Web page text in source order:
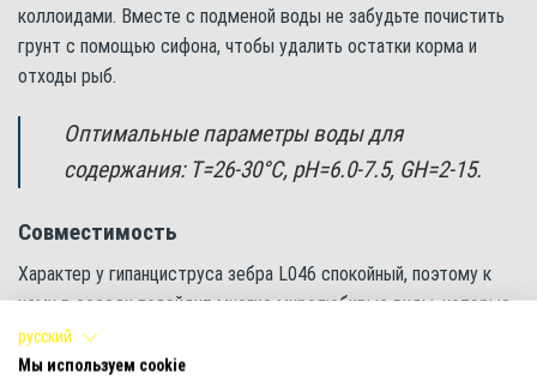
коллоидами. Вместе с подменой воды не забудьте почистить
грунт с помощью сифона, чтобы удалить остатки корма и
отходы рыб.
Оптимальные параметры воды для
содержания: Т=26-30°С, pH=6.0-7.5, GH=2-15.
Совместимость
Характер у гипанциструса зебра L046 спокойный, поэтому к
нему в соседи подойдут многие миролюбивые виды, которые
не имеют ничего против быстрого течения. Например, можно
поселить в аквариум стайки
русский
Мы используем cookie